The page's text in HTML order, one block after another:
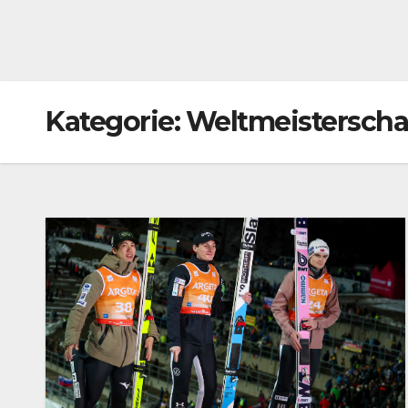
Kategorie: